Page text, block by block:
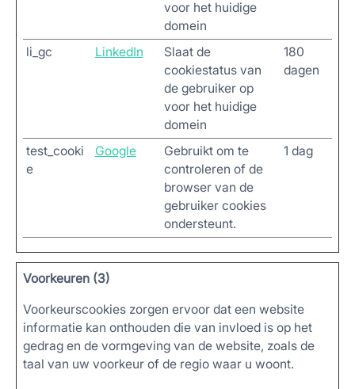
voor het huidige
domein
li_gc LinkedIn
Slaat de
cookiestatus van
de gebruiker op
voor het huidige
domein
180
dagen
test_cooki
e
Google
Gebruikt om te
controleren of de
browser van de
gebruiker cookies
ondersteunt.
1 dag
Voorkeuren (3)
Voorkeurscookies zorgen ervoor dat een website
informatie kan onthouden die van invloed is op het
gedrag en de vormgeving van de website, zoals de
taal van uw voorkeur of de regio waar u woont.